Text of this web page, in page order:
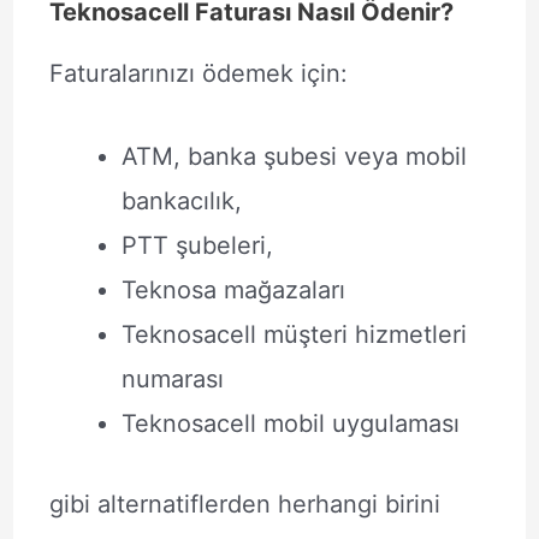
Teknosacell Faturası Nasıl Ödenir?
Faturalarınızı ödemek için:
ATM, banka şubesi veya mobil
bankacılık,
PTT şubeleri,
Teknosa mağazaları
Teknosacell müşteri hizmetleri
numarası
Teknosacell mobil uygulaması
gibi alternatiflerden herhangi birini